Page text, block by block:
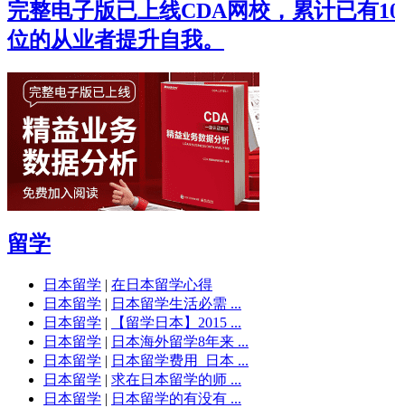
完整电子版已上线CDA网校，累计已有
位的从业者提升自我。
留学
日本留学 | 在日本留学心得
日本留学 | 日本留学生活必需 ...
日本留学 |
【留学日本】2015 ...
日本留学 | 日本海外留学8年来 ...
日本留学 | 日本留学费用_日本 ...
日本留学 | 求在日本留学的师 ...
日本留学 | 日本留学的有没有 ...